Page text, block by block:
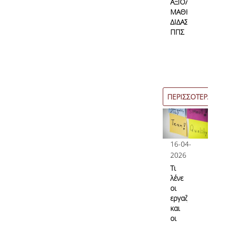
ΑΞΙΟΛΟΓΗΣΗ
ΜΑΘΗΜΑΤΩΝ/
ΔΙΔΑΣΚΑΛΙΑΣ
ΠΠΣ
ΠΕΡΙΣΣΟΤΕΡΑ
16-04-
2026
Τι
λένε
οι
εργαζόμενες
και
οι